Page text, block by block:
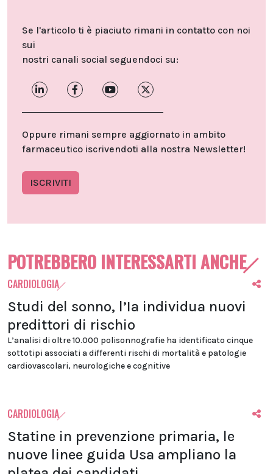
Se l'articolo ti è piaciuto rimani in contatto con noi
sui
nostri canali social seguendoci su:
Oppure rimani sempre aggiornato in ambito
farmaceutico iscrivendoti alla nostra Newsletter!
ISCRIVITI
POTREBBERO INTERESSARTI ANCHE
CARDIOLOGIA
Studi del sonno, l’Ia individua nuovi
predittori di rischio
L’analisi di oltre 10.000 polisonnografie ha identificato cinque
sottotipi associati a differenti rischi di mortalità e patologie
cardiovascolari, neurologiche e cognitive
CARDIOLOGIA
Statine in prevenzione primaria, le
nuove linee guida Usa ampliano la